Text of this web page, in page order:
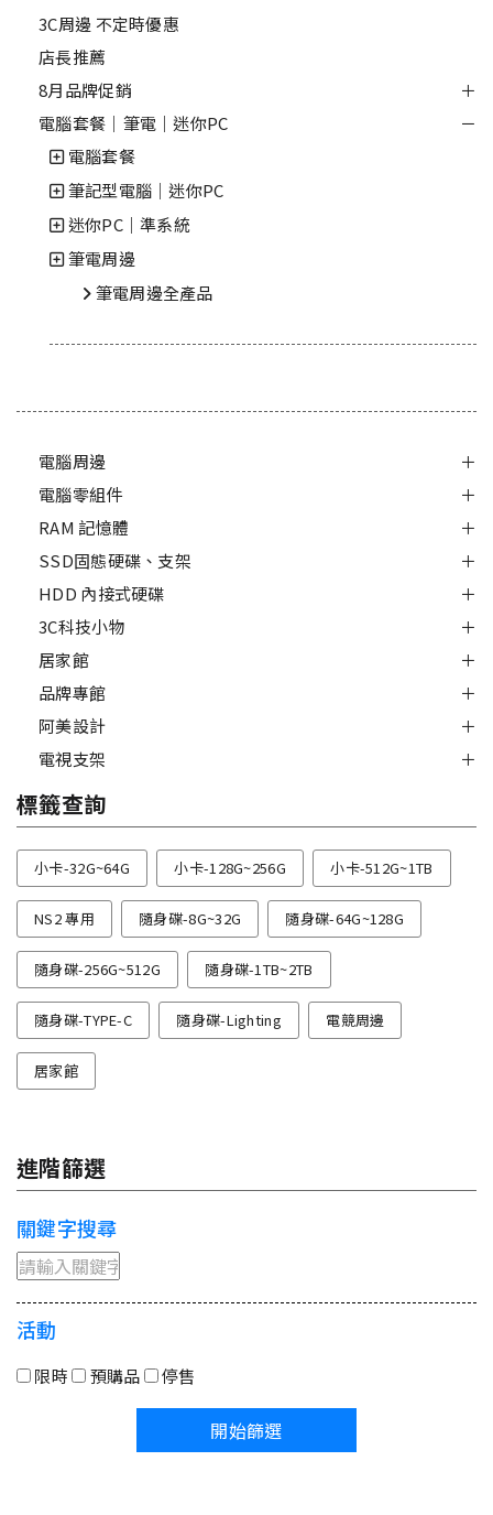
3C周邊 不定時優惠
店長推薦
8月品牌促銷
電腦套餐｜筆電｜迷你PC
電腦套餐
筆記型電腦｜迷你PC
迷你PC│準系統
筆電周邊
筆電周邊全產品
電腦周邊
電腦零組件
RAM 記憶體
SSD固態硬碟、支架
HDD 內接式硬碟
3C科技小物
居家館
品牌專館
阿美設計
電視支架
標籤查詢
小卡-32G~64G 小卡-128G~256G 小卡-512G~1TB
NS2 專用 隨身碟-8G~32G 隨身碟-64G~128G
隨身碟-256G~512G 隨身碟-1TB~2TB
隨身碟-TYPE-C 隨身碟-Lighting 電競周邊
居家館
進階篩選
關鍵字搜尋
活動
限時 預購品 停售
開始篩選